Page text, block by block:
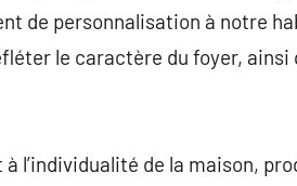
de personnalisation à notre
le caractère du foyer, ainsi
l’individualité de la maison,